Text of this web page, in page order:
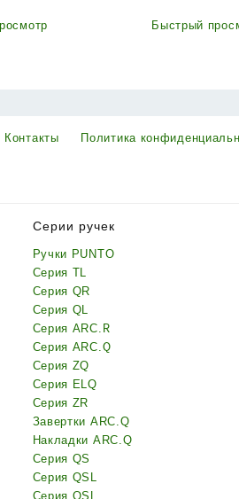
Быстрый
Контакты Политика
Серии ручек
Ручки PUNTO
Серия TL
Серия QR
Серия QL
Серия ARC.R
Серия ARC.Q
Серия ZQ
Серия ELQ
Серия ZR
Завертки ARC.Q
Накладки ARC.Q
Серия QS
Серия QSL
Серия QSL